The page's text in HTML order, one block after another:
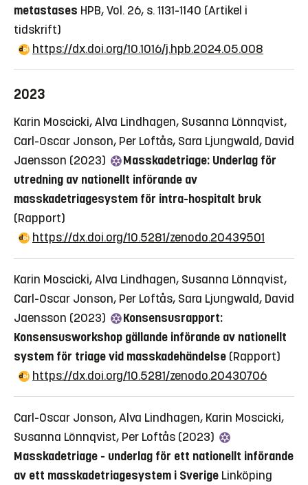
metastases HPB, Vol. 26, s. 1131-1140 (Artikel i
tidskrift)
https://dx.doi.org/10.1016/j.hpb.2024.05.008
2023
Karin Moscicki, Alva Lindhagen, Susanna Lönnqvist,
Carl-Oscar Jonson, Per Loftås, Sara Ljungwald, David
Jaensson (2023)
Masskadetriage: Underlag för
utredning av nationellt införande av
masskadetriagesystem för intra-hospitalt bruk
(Rapport)
https://dx.doi.org/10.5281/zenodo.20439501
Karin Moscicki, Alva Lindhagen, Susanna Lönnqvist,
Carl-Oscar Jonson, Per Loftås, Sara Ljungwald, David
Jaensson (2023)
Konsensusrapport:
Konsensusworkshop gällande införande av nationellt
system för triage vid masskadehändelse (Rapport)
https://dx.doi.org/10.5281/zenodo.20430706
Carl-Oscar Jonson, Alva Lindhagen, Karin Moscicki,
Susanna Lönnqvist, Per Loftås (2023)
Masskadetriage - underlag för ett nationellt införande
av ett masskadetriagesystem i Sverige Linköping